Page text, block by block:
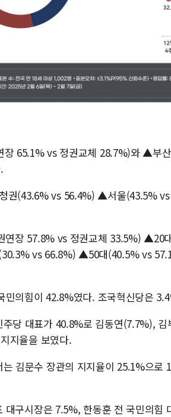
65.1% vs 정권교체 28.7%)와 ▲부
(43.6% vs 56.4%) ▲서울(43.5% vs
연장 57.8% vs 정권교체 33.5%) ▲20
vs 66.8%) ▲50대(40.5% vs
민의힘이 42.8%였다. 조국혁신당은
당 대표가 40.8%로 김동연(7.7%),
지율을 보였다.
김문수 장관의 지지율이 25.1%으로
구시장은 7.5%, 한동훈 전 국민의힘